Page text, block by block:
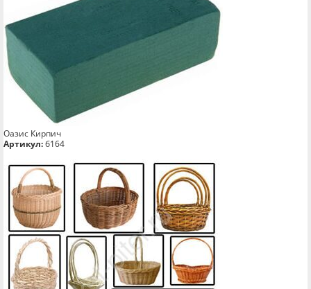
Оазис Кирпич
Артикул:б164